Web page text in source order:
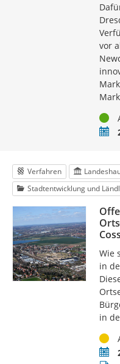
vor
Verfahren
Stadtentwicklung und
Wie
in
in